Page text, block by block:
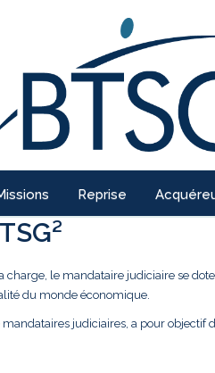
Reprise
charge, le mandataire judiciaire se
du monde économique.
mandataires judiciaires, a pour